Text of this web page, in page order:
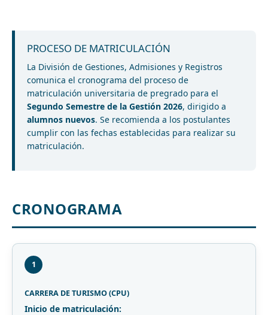
PROCESO DE MATRICULACIÓN
La División de Gestiones, Admisiones y Registros
comunica el cronograma del proceso de
matriculación universitaria de pregrado para el
Segundo Semestre de la Gestión 2026, dirigido a
alumnos nuevos. Se recomienda a los postulantes
cumplir con las fechas establecidas para realizar su
matriculación.
CRONOGRAMA
1
CARRERA DE TURISMO (CPU)
Inicio de matriculación: